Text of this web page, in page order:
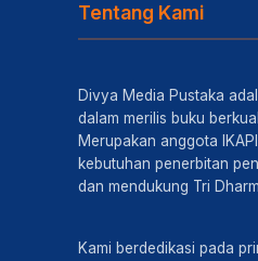
Tentang Kami
Divya Media Pustaka
dalam merilis buku
Merupakan anggota
kebutuhan penerbitan
dan mendukung Tri
Kami berdedikasi pada